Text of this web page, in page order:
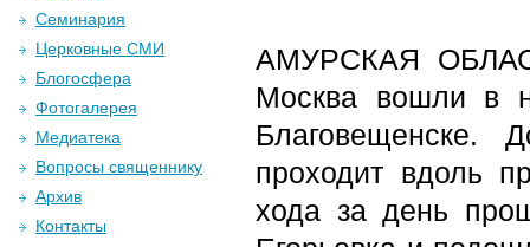
АМУРСКАЯ
Москва вошли в
Благовещенске.
проходит вдоль
хода за день
Семинария
Церковные СМИ
Блогосфера
Фотогалерея
Медиатека
Вопросы священнику
Архив
Контакты